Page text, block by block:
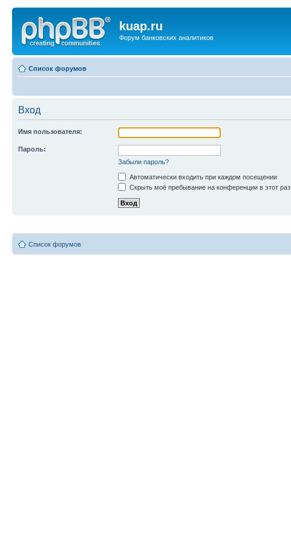
kuap.ru
Форум банковских аналитиков
Список форумов
Вход
Имя пользователя:
Пароль:
Забыли пароль?
Автоматически входить при каждом посещении
Скрыть моё пребывание на конференции в этот раз
Список форумов